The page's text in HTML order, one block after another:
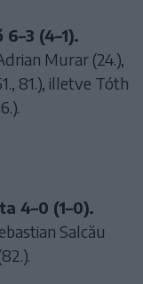
(4–1).
Murar (24.),
81.), illetve Tóth
4–0 (1–0).
Salcău